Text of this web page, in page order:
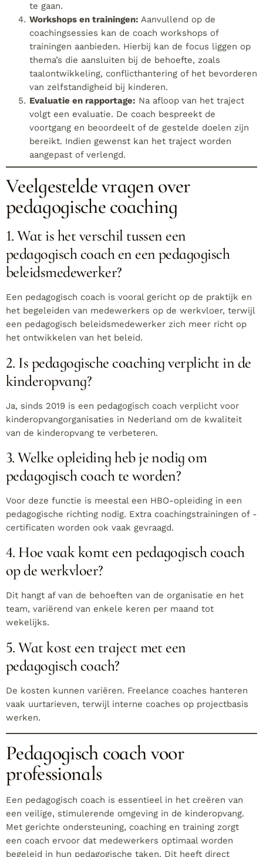
te gaan.
Workshops en trainingen: Aanvullend op de
coachingsessies kan de coach workshops of
trainingen aanbieden. Hierbij kan de focus liggen op
thema’s die aansluiten bij de behoefte, zoals
taalontwikkeling, conflicthantering of het bevorderen
van zelfstandigheid bij kinderen.
Evaluatie en rapportage: Na afloop van het traject
volgt een evaluatie. De coach bespreekt de
voortgang en beoordeelt of de gestelde doelen zijn
bereikt. Indien gewenst kan het traject worden
aangepast of verlengd.
Veelgestelde vragen over
pedagogische coaching
1. Wat is het verschil tussen een
pedagogisch coach en een pedagogisch
beleidsmedewerker?
Een pedagogisch coach is vooral gericht op de praktijk en
het begeleiden van medewerkers op de werkvloer, terwijl
een pedagogisch beleidsmedewerker zich meer richt op
het ontwikkelen van het beleid.
2. Is pedagogische coaching verplicht in de
kinderopvang?
Ja, sinds 2019 is een pedagogisch coach verplicht voor
kinderopvangorganisaties in Nederland om de kwaliteit
van de kinderopvang te verbeteren.
3. Welke opleiding heb je nodig om
pedagogisch coach te worden?
Voor deze functie is meestal een HBO-opleiding in een
pedagogische richting nodig. Extra coachingstrainingen of -
certificaten worden ook vaak gevraagd.
4. Hoe vaak komt een pedagogisch coach
op de werkvloer?
Dit hangt af van de behoeften van de organisatie en het
team, variërend van enkele keren per maand tot
wekelijks.
5. Wat kost een traject met een
pedagogisch coach?
De kosten kunnen variëren. Freelance coaches hanteren
vaak uurtarieven, terwijl interne coaches op projectbasis
werken.
Pedagogisch coach voor
professionals
Een pedagogisch coach is essentieel in het creëren van
een veilige, stimulerende omgeving in de kinderopvang.
Met gerichte ondersteuning, coaching en training zorgt
een coach ervoor dat medewerkers optimaal worden
begeleid in hun pedagogische taken. Dit heeft direct